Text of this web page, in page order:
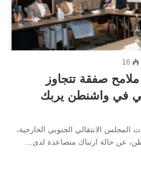
16
صفقة تتجاوز
في واشنطن يربك
الانتقالي الجنوبي الخارجية،
عن حالة ارتباك متصاعدة لدى…